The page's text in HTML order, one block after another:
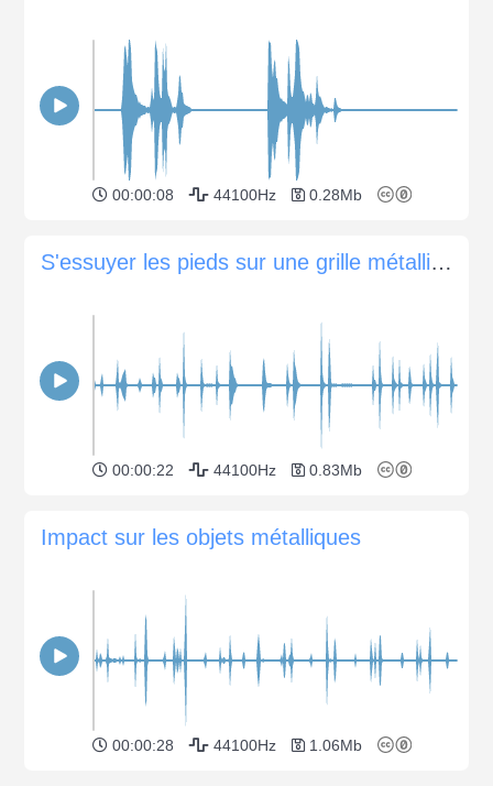
00:00:08 44100Hz 0.28Mb
S'essuyer les pieds sur une grille métallique
00:00:22 44100Hz 0.83Mb
Impact sur les objets métalliques
00:00:28 44100Hz 1.06Mb